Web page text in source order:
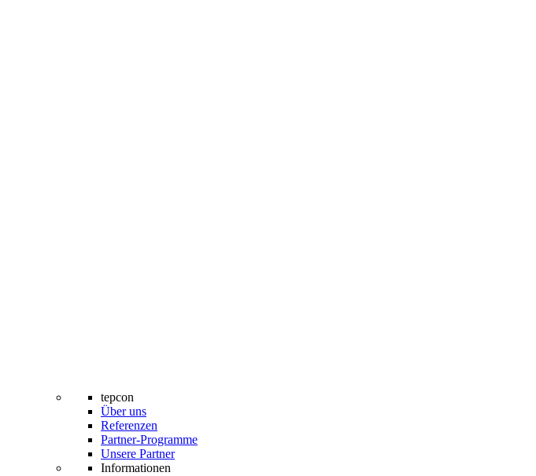
tepcon
Über uns
Referenzen
Partner-Programme
Unsere Partner
Informationen